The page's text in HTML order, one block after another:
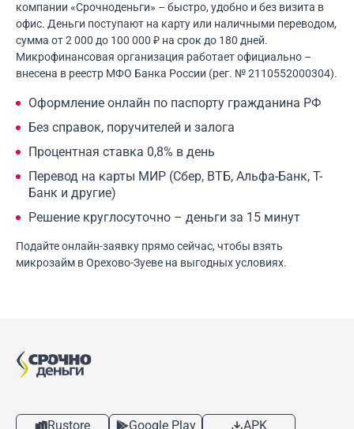
компании «Срочноденьги» – быстро, удобно и без визита в
офис. Деньги поступают на карту или наличными переводом,
сумма от 2 000 до 100 000 ₽ на срок до 180 дней.
Микрофинансовая организация работает официально –
внесена в реестр МФО Банка России (рег. № 2110552000304).
Оформление онлайн по паспорту гражданина РФ
Без справок, поручителей и залога
Процентная ставка 0,8% в день
Перевод на карты МИР (Сбер, ВТБ, Альфа-Банк, Т-
Банк и другие)
Решение круглосуточно – деньги за 15 минут
Подайте онлайн-заявку прямо сейчас, чтобы взять
микрозайм в Орехово-Зуеве на выгодных условиях.
Rustore Google Play APK